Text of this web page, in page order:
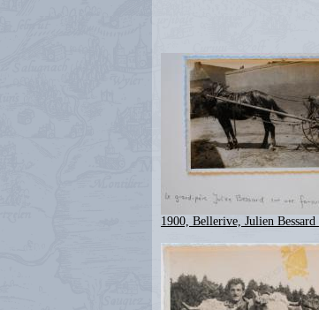
1900, Bellerive, Julien Bessard